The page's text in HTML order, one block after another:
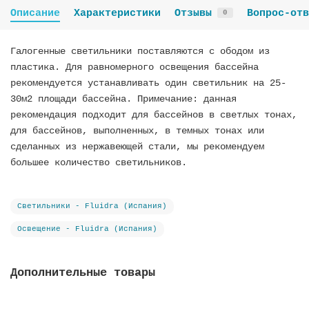
Описание Характеристики Отзывы 0 Вопрос-
Галогенные светильники поставляются с ободом из
пластика. Для равномерного освещения бассейна
рекомендуется устанавливать один светильник на 25-
30м2 площади бассейна. Примечание: данная
рекомендация подходит для бассейнов в светлых тонах,
для бассейнов, выполненных, в темных тонах или
сделанных из нержавеющей стали, мы рекомендуем
большее количество светильников.
Светильники - Fluidra (Испания)
Освещение - Fluidra (Испания)
Дополнительные товары